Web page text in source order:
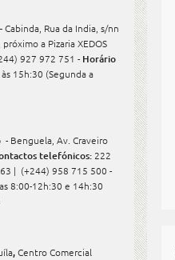
Cabinda, Rua da India, s/nn
a Pizaria XEDOS
927 972 751 - Horário
15h:30 (Segunda a
- Benguela, Av. Craveiro
telefónicos: 222
| (+244) 958 715 500 -
8:00-12h:30 e 14h:30
,Centro Comercial